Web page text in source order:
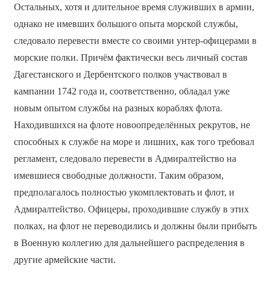
Остальных, хотя и длительное время служивших в армии,
однако не имевших большого опыта морской службы,
следовало перевести вместе со своими унтер-офицерами в
морские полки. Причём фактически весь личный состав
Дагестанского и Дербентского полков участвовал в
кампании 1742 года и, соответственно, обладал уже
новым опытом службы на разных кораблях флота.
Находившихся на флоте новоопределённых рекрутов, не
способных к службе на море и лишних, как того требовал
регламент, следовало перевести в Адмиралтейство на
имевшиеся свободные должности. Таким образом,
предполагалось полностью укомплектовать и флот, и
Адмиралтейство. Офицеры, проходившие службу в этих
полках, на флот не переводились и должны были прибыть
в Военную коллегию для дальнейшего распределения в
другие армейские части.